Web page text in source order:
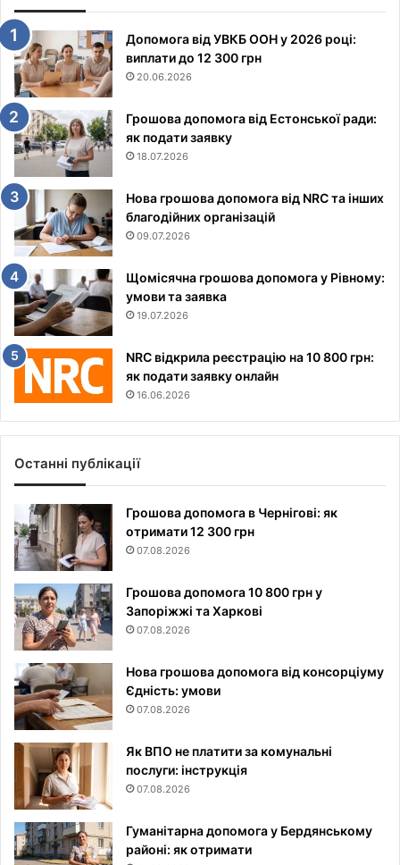
Допомога від УВКБ ООН у 2026 році:
виплати до 12 300 грн
20.06.2026
Грошова допомога від Естонської ради:
як подати заявку
18.07.2026
Нова грошова допомога від NRC та інших
благодійних організацій
09.07.2026
Щомісячна грошова допомога у Рівному:
умови та заявка
19.07.2026
NRC відкрила реєстрацію на 10 800 грн:
як подати заявку онлайн
16.06.2026
Останні публікації
Грошова допомога в Чернігові: як
отримати 12 300 грн
07.08.2026
Грошова допомога 10 800 грн у
Запоріжжі та Харкові
07.08.2026
Нова грошова допомога від консорціуму
Єдність: умови
07.08.2026
Як ВПО не платити за комунальні
послуги: інструкція
07.08.2026
Гуманітарна допомога у Бердянському
районі: як отримати